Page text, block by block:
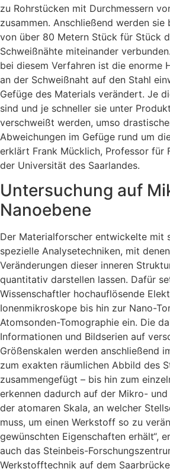
zu Rohrstücken mit Durchmessern
zusammen. Anschließend werden sie
von über 80 Metern Stück für Stück
Schweißnähte miteinander
bei diesem Verfahren ist die enorme
an der Schweißnaht auf den Stahl
Gefüge des Materials verändert. Je
sind und je schneller sie unter
verschweißt werden, umso
Abweichungen im Gefüge rund um
erklärt Frank Mücklich, Professor für
der Universität des Saarlandes.
Untersuchung auf
Nanoebene
Der Materialforscher entwickelte mit
spezielle Analysetechniken, mit
Veränderungen dieser inneren
quantitativ darstellen lassen. Dafür
Wissenschaftler hochauflösende
Ionenmikroskope bis hin zur Nano-
Atomsonden-Tomographie ein. Die
Informationen und Bildserien auf
Größenskalen werden anschließend
zum exakten räumlichen Abbild des
zusammengefügt – bis hin zum
erkennen dadurch auf der Mikro-
der atomaren Skala, an welcher
muss, um einen Werkstoff so zu
gewünschten Eigenschaften erhält“,
auch das Steinbeis-
Werkstofftechnik auf dem